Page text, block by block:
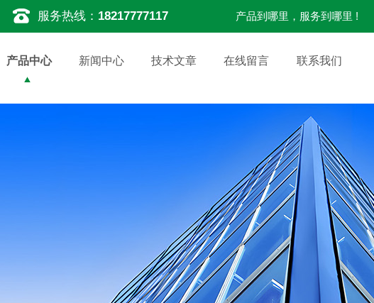
服务热线： 18217777117 产品到哪里，服务到哪里 !
产品中心 新闻中心 技术文章 在线留言 联系我们